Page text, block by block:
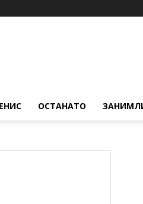
ОСТАНАТО